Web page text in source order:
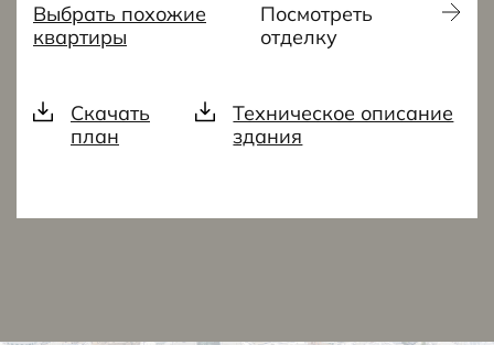
Выбрать похожие
квартиры
Посмотреть
отделку
Скачать
план
Техническое описание
здания